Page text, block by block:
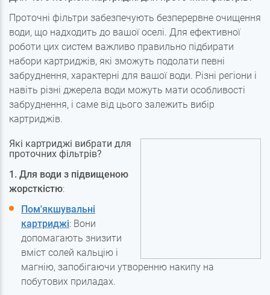
Проточні фільтри забезпечують безперервне очищення
води, що надходить до вашої оселі. Для ефективної
роботи цих систем важливо правильно підбирати
набори картриджів, які зможуть подолати певні
забруднення, характерні для вашої води. Різні регіони і
навіть різні джерела води можуть мати особливості
забруднення, і саме від цього залежить вибір
картриджів.
Які картриджі вибрати для
проточних фільтрів?
1. Для води з підвищеною
жорсткістю:
Пом'якшувальні
картриджі: Вони
допомагають знизити
вміст солей кальцію і
магнію, запобігаючи утворенню накипу на
побутових приладах.